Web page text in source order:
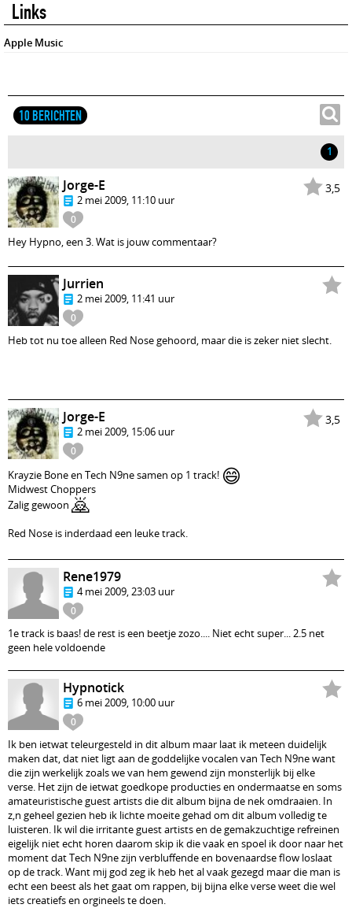
Links
Apple Music
10 BERICHTEN
1
3,5
0
Jorge-E
2 mei 2009, 11:10 uur
Hey Hypno, een 3. Wat is jouw commentaar?
0
Jurrien
2 mei 2009, 11:41 uur
Heb tot nu toe alleen Red Nose gehoord, maar die is zeker niet slecht.
3,5
0
Jorge-E
2 mei 2009, 15:06 uur
Krayzie Bone en Tech N9ne samen op 1 track! 😄
Midwest Choppers
Zalig gewoon 🙇
Red Nose is inderdaad een leuke track.
0
Rene1979
4 mei 2009, 23:03 uur
1e track is baas! de rest is een beetje zozo.... Niet echt super... 2.5 net
geen hele voldoende
0
Hypnotick
6 mei 2009, 10:00 uur
Ik ben ietwat teleurgesteld in dit album maar laat ik meteen duidelijk
maken dat, dat niet ligt aan de goddelijke vocalen van Tech N9ne want
die zijn werkelijk zoals we van hem gewend zijn monsterlijk bij elke
verse. Het zijn de ietwat goedkope producties en ondermaatse en soms
amateuristische guest artists die dit album bijna de nek omdraaien. In
z,n geheel gezien heb ik lichte moeite gehad om dit album volledig te
luisteren. Ik wil die irritante guest artists en de gemakzuchtige refreinen
eigelijk niet echt horen daarom skip ik die vaak en spoel ik door naar het
moment dat Tech N9ne zijn verbluffende en bovenaardse flow loslaat
op de track. Want mij god zeg ik heb het al vaak gezegd maar die man is
echt een beest als het gaat om rappen, bij bijna elke verse weet die wel
iets creatiefs en orgineels te doen.